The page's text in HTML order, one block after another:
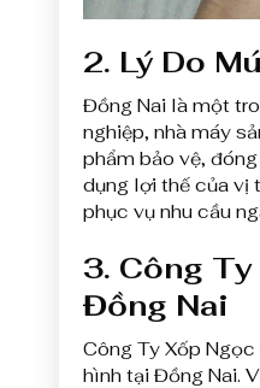
2. Lý Do
Đồng Nai là một
nghiệp, nhà máy
phẩm bảo vệ,
dụng lợi thế của vị
phục vụ nhu cầu
3. Công
Đồng Nai
Công Ty Xốp
hình tại Đồng Nai.